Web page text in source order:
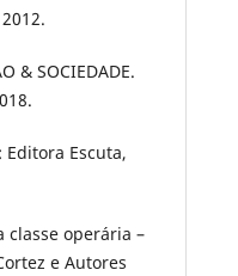
& SOCIEDADE.
Editora Escuta,
classe operária –
e Autores